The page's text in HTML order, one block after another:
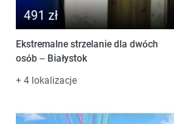
491 zł
Ekstremalne strzelanie dla dwóch
osób – Białystok
+ 4 lokalizacje